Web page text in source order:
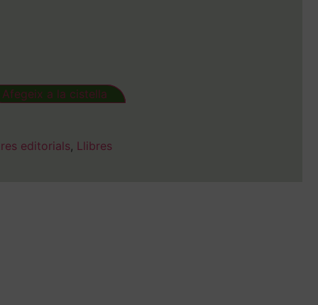
Afegeix a la cistella
editorials, Llibres